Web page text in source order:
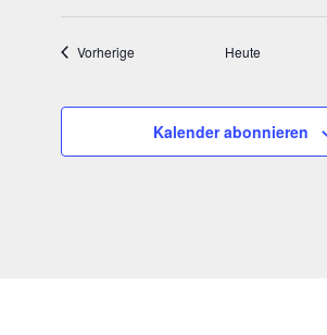
Vorherige VeranstaltungenHeute
Kalender abonnieren